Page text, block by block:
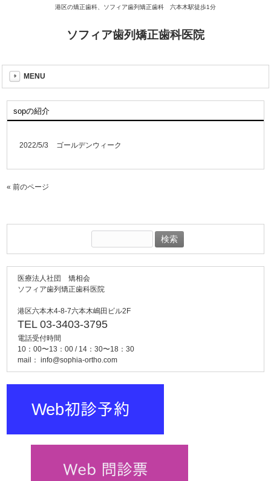
港区の矯正歯科、ソフィア歯列矯正歯科 六本木駅徒歩1分
ソフィア歯列矯正歯科医院
MENU
sopの紹介
2022/5/3 ゴールデンウィーク
« 前のページ
索:
医療法人社団 矯相会
ソフィア歯列矯正歯科医院
港区六本木4-8-7六本木嶋田ビル2F
TEL 03-3403-3795
電話受付時間
10：00〜13：00 / 14：30〜18：30
mail：info@sophia-ortho.com